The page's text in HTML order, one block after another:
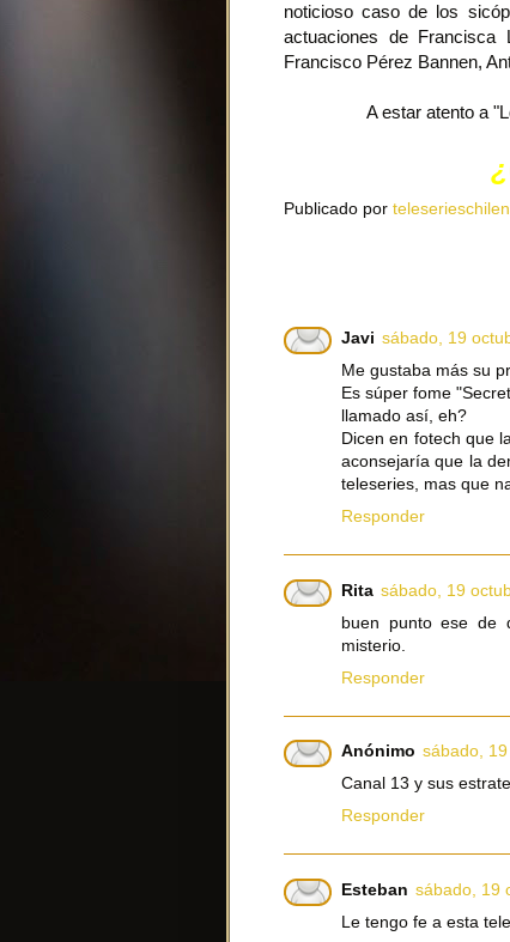
noticioso caso de los
actuaciones de Francisca
Francisco Pérez Bannen,
A estar atento a
Publicado por
Javi sábado, 19
Me gustaba más su
Es súper fome
llamado así, eh?
Dicen en fotech que
aconsejaría que la
teleseries, mas que
Responder
Rita sábado, 19
buen punto ese de
misterio.
Responder
Anónimo sábado,
Canal 13 y sus
Responder
Esteban sábado, 19
Le tengo fe a esta